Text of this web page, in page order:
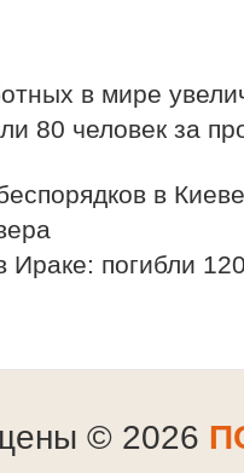
в мире
80 человек за
в
Ираке: погибли
© 2026